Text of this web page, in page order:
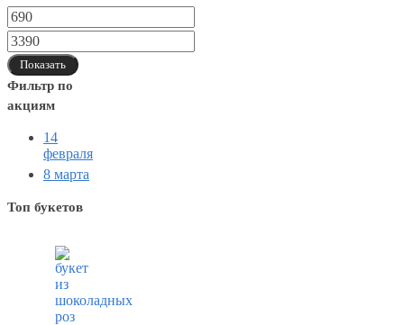
Показать
Фильтр по
акциям
14
февраля
8 марта
Топ букетов